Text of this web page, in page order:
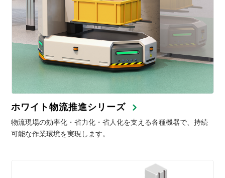
ホワイト物流推進シリーズ
物流現場の効率化・省力化・省人化を支える各種機器で、持続
可能な作業環境を実現します。